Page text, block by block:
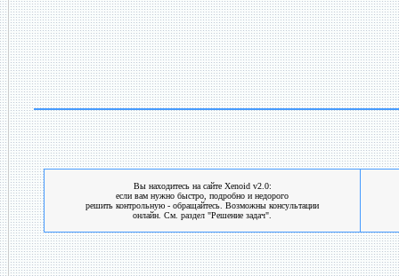
Вы находитесь на сайте Xenoid v2.0:
если вам нужно быстро, подробно и недорого
решить контрольную - обращайтесь. Возможны консультации
онлайн. См. раздел "Решение задач".